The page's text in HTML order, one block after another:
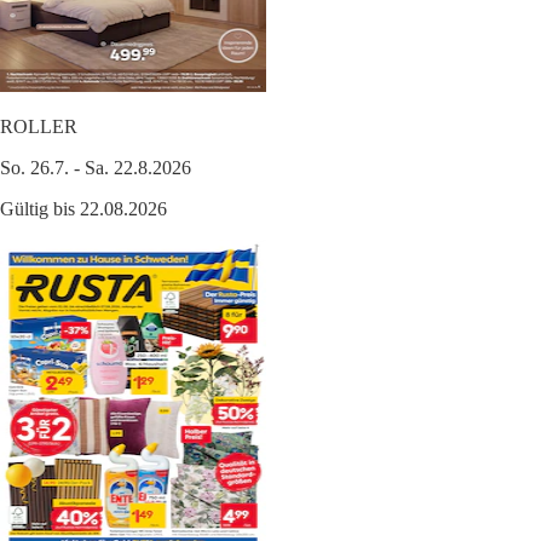
ROLLER
So. 26.7. - Sa. 22.8.2026
Gültig bis 22.08.2026